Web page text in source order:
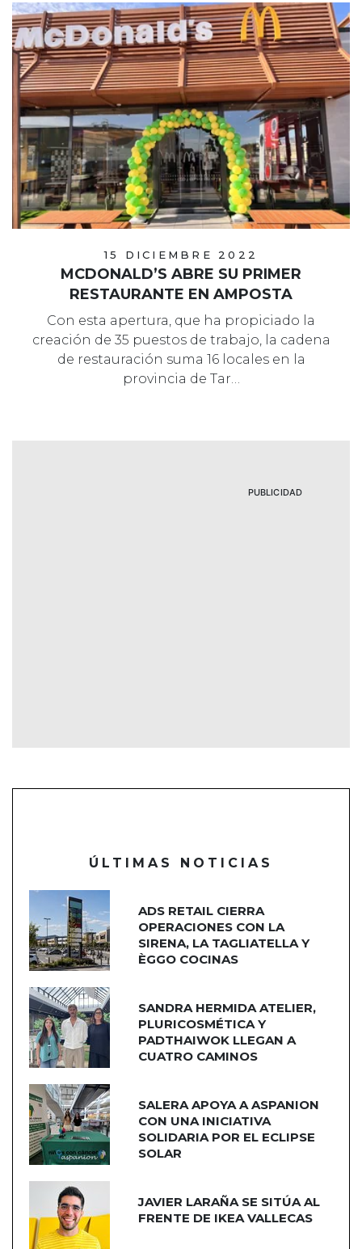
15 DICIEMBRE 2022
MCDONALD’S ABRE SU PRIMER
RESTAURANTE EN AMPOSTA
Con esta apertura, que ha propiciado la
creación de 35 puestos de trabajo, la cadena
de restauración suma 16 locales en la
provincia de Tar…
PUBLICIDAD
ÚLTIMAS NOTICIAS
ADS RETAIL CIERRA
OPERACIONES CON LA
SIRENA, LA TAGLIATELLA Y
ÈGGO COCINAS
SANDRA HERMIDA ATELIER,
PLURICOSMÉTICA Y
PADTHAIWOK LLEGAN A
CUATRO CAMINOS
SALERA APOYA A ASPANION
CON UNA INICIATIVA
SOLIDARIA POR EL ECLIPSE
SOLAR
JAVIER LARAÑA SE SITÚA AL
FRENTE DE IKEA VALLECAS